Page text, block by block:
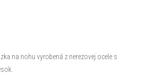
na nohu vyrobená z nerezovej ocele s